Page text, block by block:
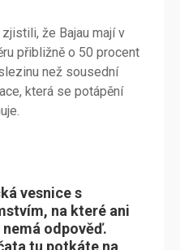
že Bajau mají v
přibližně o 50 procent
než sousední
která se potápění
vesnice s
na které ani
nemá odpověď.
tu potkáte na